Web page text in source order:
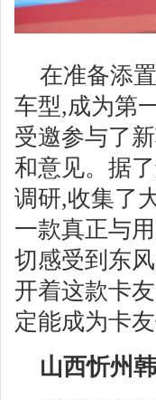
在准备添
车型,成为第
受邀参与了
和意见。据
调研,收集了
一款真正与
切感受到东
开着这款卡
定能成为卡
山西忻州